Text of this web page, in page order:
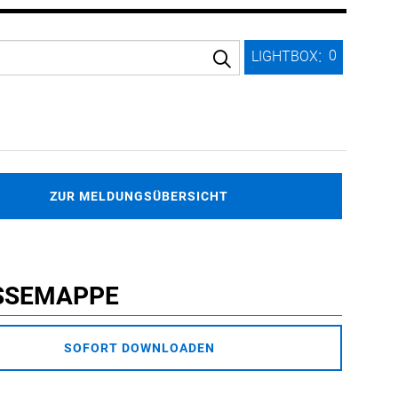
LIGHTBOX: 0
ZUR MELDUNGSÜBERSICHT
SOFORT DOWNLOADEN